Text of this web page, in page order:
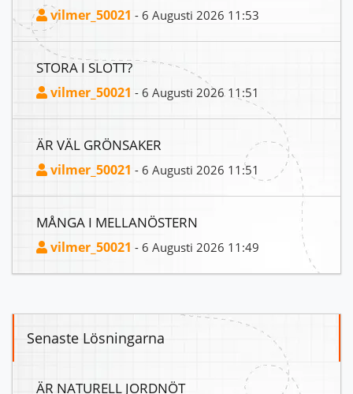
vilmer_50021 - 6 Augusti 2026 11:53
STORA I SLOTT?
vilmer_50021 - 6 Augusti 2026 11:51
ÄR VÄL GRÖNSAKER
vilmer_50021 - 6 Augusti 2026 11:51
MÅNGA I MELLANÖSTERN
vilmer_50021 - 6 Augusti 2026 11:49
Senaste Lösningarna
ÄR NATURELL JORDNÖT